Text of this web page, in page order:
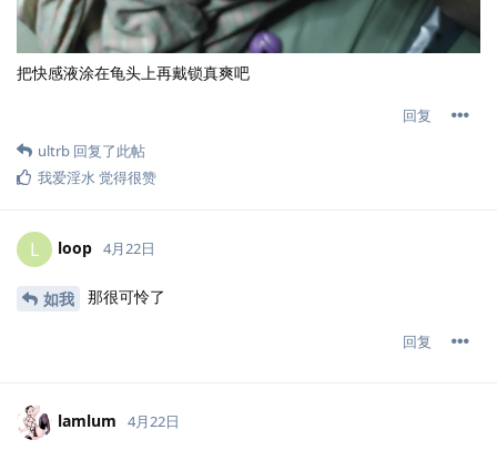
把快感液涂在龟头上再戴锁真爽吧
回复
ultrb 回复了此帖
我爱淫水觉得很赞
L loop 4月22日
如我 那很可怜了
回复
lamlum 4月22日